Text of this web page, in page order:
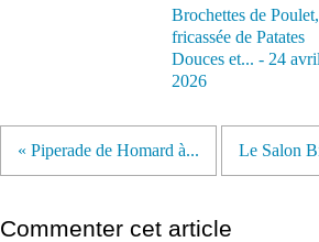
Brochettes de Poulet,
fricassée de Patates
Douces et... - 24
2026
« Piperade de Homard à... Le Salon
Commenter cet article